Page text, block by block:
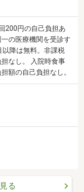
200円の自己負担あ
の医療機関を受診す
以降は無料。非課税
なし。 入院時食事
額の自己負担なし。
る